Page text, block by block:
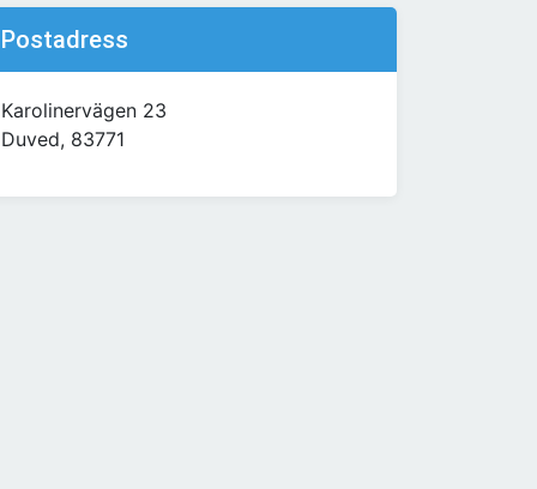
Postadress
Karolinervägen 23
Duved, 83771